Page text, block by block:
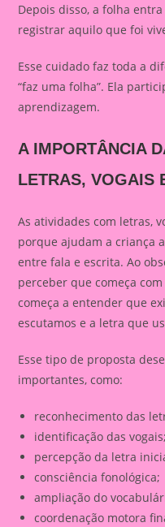
Depois disso, a folha
registrar aquilo que foi
Esse cuidado faz toda a
“faz uma folha”. Ela
aprendizagem.
A IMPORTÂNCIA
LETRAS, VOGAIS
As atividades com letras,
porque ajudam a criança
entre fala e escrita. Ao
perceber que começa
começa a entender que
escutamos e a letra que
Esse tipo de proposta
importantes, como:
reconhecimento das
identificação das vogais;
percepção da letra
consciência fonológica;
ampliação do
coordenação motora